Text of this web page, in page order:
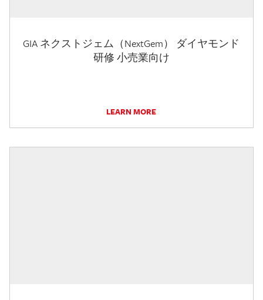
GIA ネクストジェム（NextGem） ダイヤモンド
研修 小売業向け
LEARN MORE